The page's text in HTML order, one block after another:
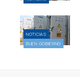
NOTICIAS
BUEN GOBIERNO